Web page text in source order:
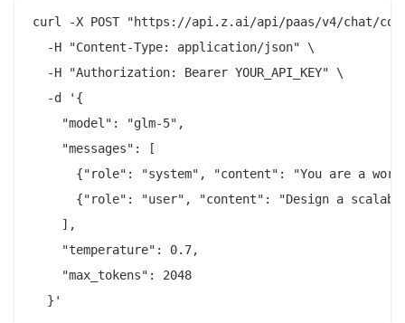
curl -X POST "https://api.z.ai/api/paas/v4/chat/
  -H "Content-Type: application/json" \
  -H "Authorization: Bearer YOUR_API_KEY" \
  -d '{
    "model": "glm-5",
    "messages": [
{"role": "system", "content": "You are a
{"role": "user", "content": "Design a
    ],
    "temperature": 0.7,
    "max_tokens": 2048